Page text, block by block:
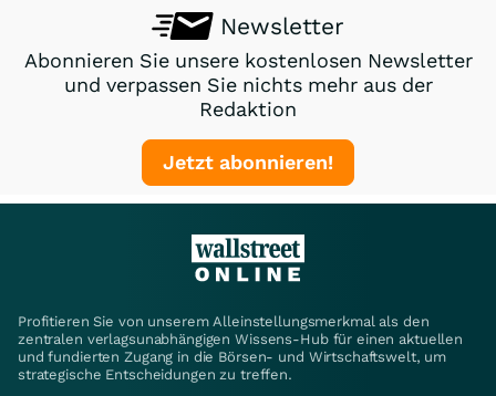
Newsletter
Abonnieren Sie unsere kostenlosen Newsletter
und verpassen Sie nichts mehr aus der
Redaktion
Jetzt abonnieren!
Profitieren Sie von unserem Alleinstellungsmerkmal als den
zentralen verlagsunabhängigen Wissens-Hub für einen aktuellen
und fundierten Zugang in die Börsen- und Wirtschaftswelt, um
strategische Entscheidungen zu treffen.